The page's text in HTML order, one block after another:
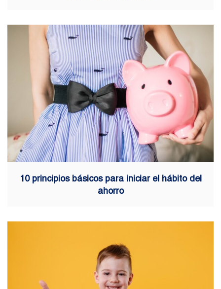
10 principios básicos para iniciar el hábito del
ahorro